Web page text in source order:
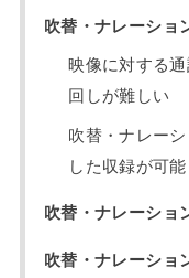
吹替・ナレーショ
映像に対する
回しが難しい
吹替・ナレー
した収録が可能
吹替・ナレーショ
吹替・ナレーショ